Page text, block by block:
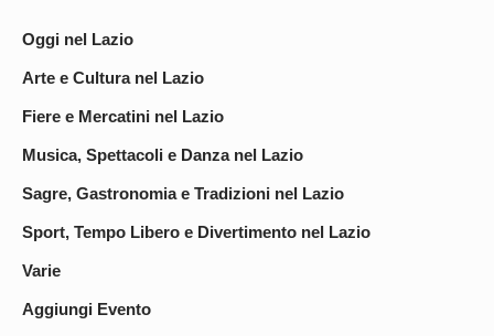
Oggi nel Lazio
Arte e Cultura nel Lazio
Fiere e Mercatini nel Lazio
Musica, Spettacoli e Danza nel Lazio
Sagre, Gastronomia e Tradizioni nel Lazio
Sport, Tempo Libero e Divertimento nel Lazio
Varie
Aggiungi Evento